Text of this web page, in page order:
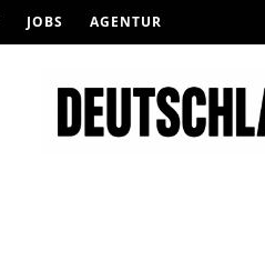
JOBS AGENTUR